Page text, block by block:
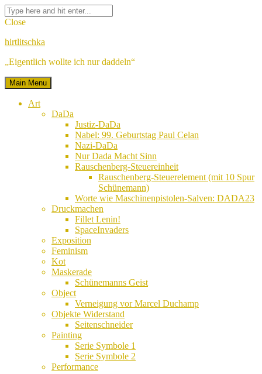
Skip
to
Facebook
Twitter
Google
Plus
Linkedin
Instagram
YouTube
Pinterest
Tumblr
Flickr
VK
Search
for:
Close
hirtlitschka
„Eigentlich wollte ich nur daddeln“
Main Menu
Art
DaDa
Justiz-DaDa
Nabel: 99. Geburtstag Paul Celan
Nazi-DaDa
Nur Dada Macht Sinn
Rauschenberg-Steuereinheit
Rauschenberg-Steuerelement (mit 10 Spur
Schünemann)
Worte wie Maschinenpistolen-Salven: DADA23
Druckmachen
Fillet Lenin!
SpaceInvaders
Exposition
Feminism
Kot
Maskerade
Schünemanns Geist
Object
Verneigung vor Marcel Duchamp
Objekte Widerstand
Seitenschneider
Painting
Serie Symbole 1
Serie Symbole 2
Performance